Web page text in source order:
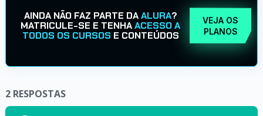
AINDA NÃO FAZ PARTE DAALURA?
MATRICULE-SE E TENHAACESSO A
TODOS OS CURSOS E CONTEÚDOS
VEJA OS
PLANOS
2 RESPOSTAS